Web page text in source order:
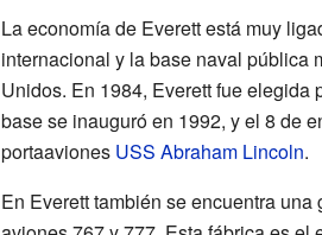
La economía de Everett está muy
internacional y la base naval pública
Unidos. En 1984, Everett fue elegida
base se inauguró en 1992, y el 8 de
portaaviones USS Abraham Lincoln.
En Everett también se encuentra una